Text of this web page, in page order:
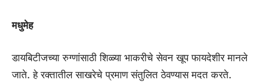
मधुमेह
डायबिटीजच्या रुग्णांसाठी शिळ्या भाकरीचे सेवन खूप फायदेशीर मानले
जाते. हे रक्तातील साखरेचे प्रमाण संतुलित ठेवण्यास मदत करते.